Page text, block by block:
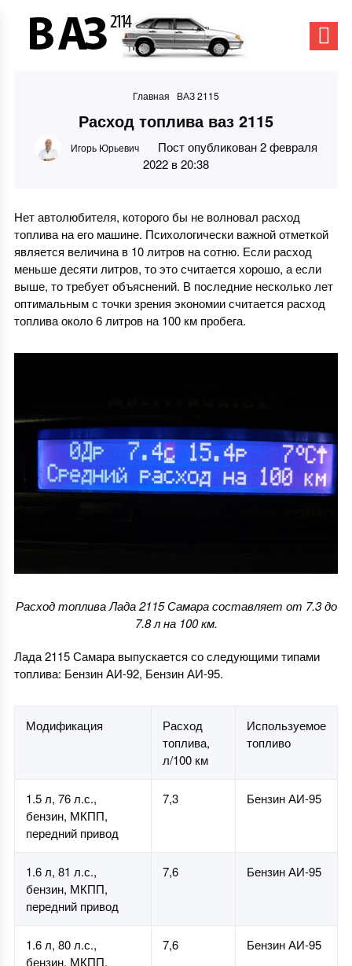
Главная ВАЗ 2115
Расход топлива ваз 2115
Игорь Юрьевич
Пост опубликован 2 февраля
2022 в 20:38
Нет автолюбителя, которого бы не волновал расход
топлива на его машине. Психологически важной отметкой
является величина в 10 литров на сотню. Если расход
меньше десяти литров, то это считается хорошо, а если
выше, то требует объяснений. В последние несколько лет
оптимальным с точки зрения экономии считается расход
топлива около 6 литров на 100 км пробега.
Расход топлива Лада 2115 Самара составляет от 7.3 до
7.8 л на 100 км.
Лада 2115 Самара выпускается со следующими типами
топлива: Бензин АИ-92, Бензин АИ-95.
Модификация
Расход
топлива,
л/100 км
Используемое
топливо
1.5 л, 76 л.с.,
бензин, МКПП,
передний привод
7,3 Бензин АИ-95
1.6 л, 81 л.с.,
бензин, МКПП,
передний привод
7,6 Бензин АИ-95
1.6 л, 80 л.с.,
бензин, МКПП,
7,6 Бензин АИ-95